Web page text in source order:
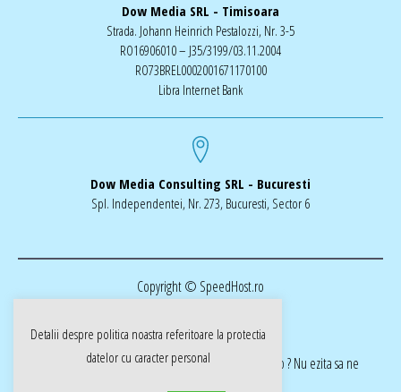
Dow Media SRL - Timisoara
Strada. Johann Heinrich Pestalozzi, Nr. 3-5
RO16906010 – J35/3199/03.11.2004
RO73BREL0002001671170100
Libra Internet Bank
Dow Media Consulting SRL - Bucuresti
Spl. Independentei, Nr. 273, Bucuresti, Sector 6
Copyright © SpeedHost.ro
realizat de Dow Media | ai nevoie de o pagina web ? Nu ezita sa ne
Detalii despre politica noastra referitoare la protectia
datelor cu caracter personal